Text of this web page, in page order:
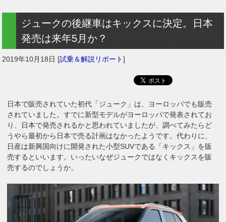
ジュークの後継車はキックスに決定。日本
発売は来年5月か？
2019年10月18日 [試乗＆解説リポート]
日本で販売されていた初代「ジューク」は、ヨーロッパでも販売
されていました。すでに新型モデルがヨーロッパで発表されてお
り、日本で発売されるかと思われていましたが、調べてみたらど
うやら最初から日本で売る計画はなかったようです。代わりに、
日産は新興国向けに開発された小型SUVである「キックス」を販
売するといいます。いったいなぜジュークではなくキックスを販
売するのでしょうか。